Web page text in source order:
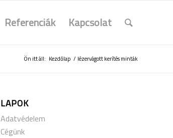
Referenciák Kapcsolat
Ön itt áll: Kezdőlap / lézervágott kerítés minták
LAPOK
Adatvédelem
Cégünk